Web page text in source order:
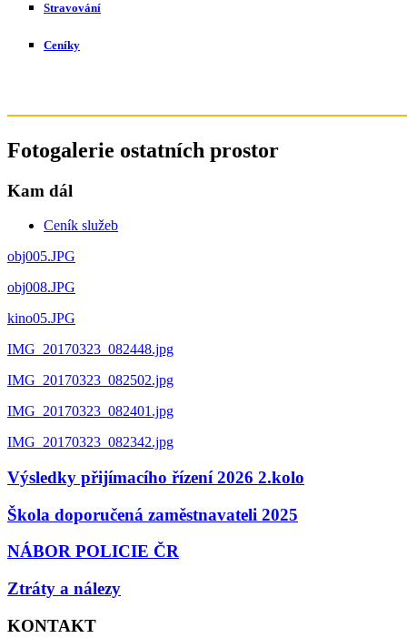
Stravování
Ceníky
Fotogalerie ostatních prostor
Kam dál
Ceník služeb
obj005.JPG
obj008.JPG
kino05.JPG
IMG_20170323_082448.jpg
IMG_20170323_082502.jpg
IMG_20170323_082401.jpg
IMG_20170323_082342.jpg
Výsledky přijímacího řízení 2026 2.kolo
Škola doporučená zaměstnavateli 2025
NÁBOR POLICIE ČR
Ztráty a nálezy
KONTAKT